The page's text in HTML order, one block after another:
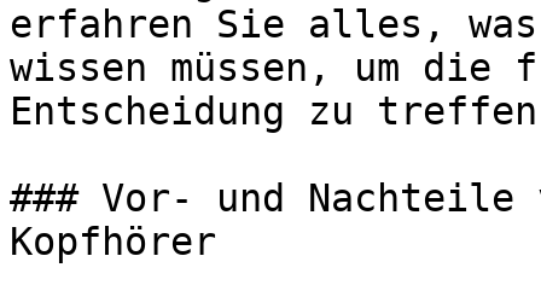
erfahren Sie alles,
wissen müssen, um
Entscheidung zu
### Vor- und Nachteile
Kopfhörer